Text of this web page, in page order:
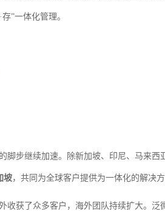
”一体化管理。
脚步继续加速。除新加坡、印尼、马来西
坡，共同为全球客户提供为一体化的解决
收获了众多客户，海外团队持续扩大。